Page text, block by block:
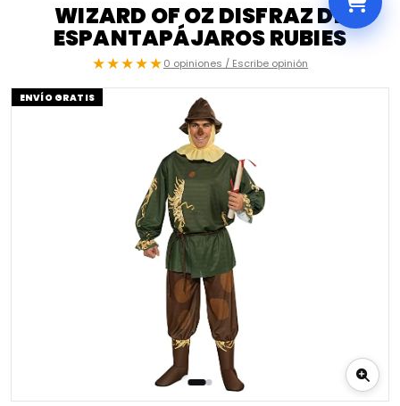
WIZARD OF OZ DISFRAZ DE
ESPANTAPÁJAROS RUBIES
★★★★★0 opiniones / Escribe opinión
ENVÍO GRATIS